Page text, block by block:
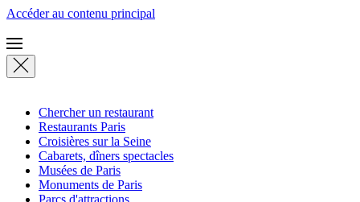
Accéder au contenu principal
Chercher un restaurant
Restaurants Paris
Croisières sur la Seine
Cabarets, dîners spectacles
Musées de Paris
Monuments de Paris
Parcs d'attractions